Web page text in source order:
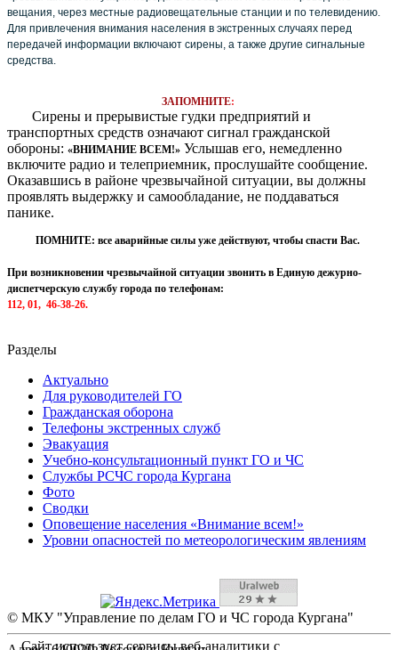
вещания, через местные радиовещательные станции и по телевидению.
Для привлечения внимания населения в экстренных случаях перед
передачей информации включают сирены, а также другие сигнальные
средства.
ЗАПОМНИТЕ:
Сирены и прерывистые гудки предприятий и
транспортных средств означают сигнал гражданской
обороны: «ВНИМАНИЕ ВСЕМ!» Услышав его, немедленно
включите радио и телеприемник, прослушайте сообщение.
Оказавшись в районе чрезвычайной ситуации, вы должны
проявлять выдержку и самообладание, не поддаваться
панике.
ПОМНИТЕ: все аварийные силы уже действуют, чтобы спасти Вас.
При возникновении чрезвычайной ситуации звонить в Единую дежурно-
диспетчерскую службу города по телефонам:
112, 01, 46-38-26.
Разделы
Актуально
Для руководителей ГО
Гражданская оборона
Телефоны экстренных служб
Эвакуация
Учебно-консультационный пункт ГО и ЧС
Службы РСЧС города Кургана
Фото
Сводки
Оповещение населения «Внимание всем!»
Уровни опасностей по метеорологическим явлениям
© МКУ "Управление по делам ГО и ЧС города Кургана"
Сайт использует сервисы веб-аналитики с